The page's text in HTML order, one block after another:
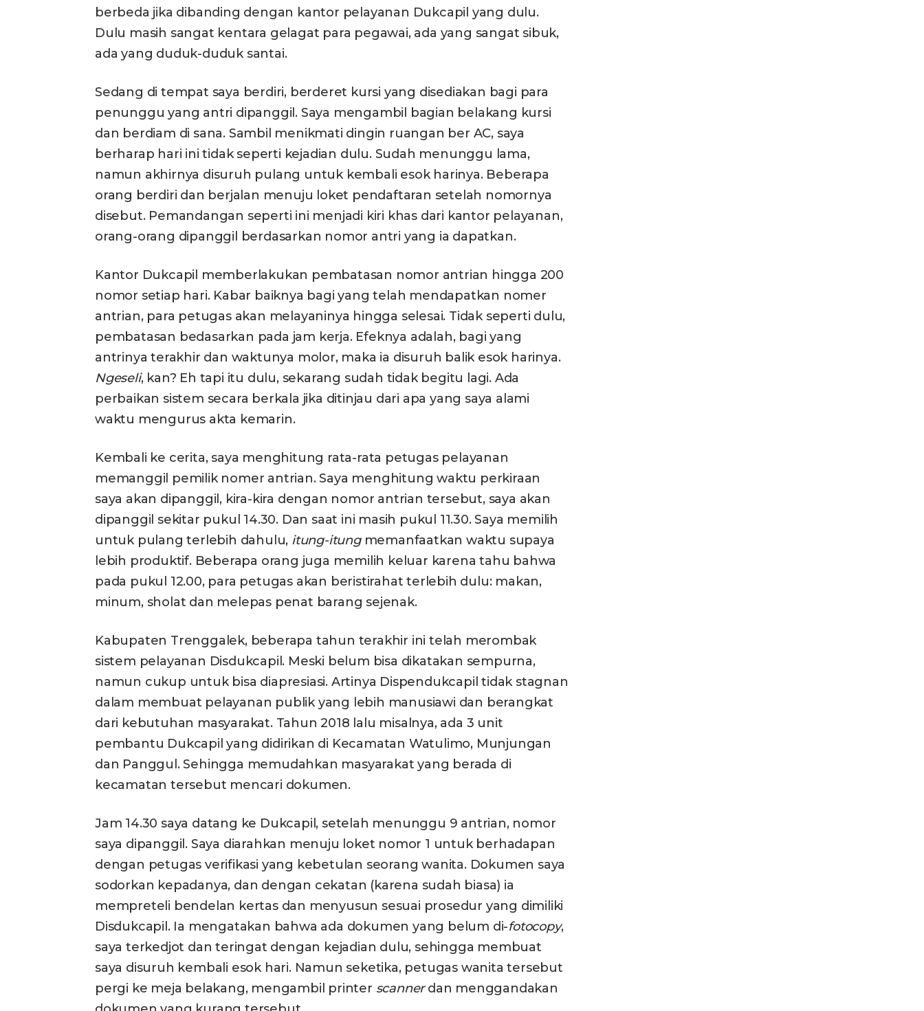
berbeda jika dibanding dengan kantor pelayanan Dukcapil yang dulu.
Dulu masih sangat kentara gelagat para pegawai, ada yang sangat sibuk,
ada yang duduk-duduk santai.
Sedang di tempat saya berdiri, berderet kursi yang disediakan bagi para
penunggu yang antri dipanggil. Saya mengambil bagian belakang kursi
dan berdiam di sana. Sambil menikmati dingin ruangan ber AC, saya
berharap hari ini tidak seperti kejadian dulu. Sudah menunggu lama,
namun akhirnya disuruh pulang untuk kembali esok harinya. Beberapa
orang berdiri dan berjalan menuju loket pendaftaran setelah nomornya
disebut. Pemandangan seperti ini menjadi kiri khas dari kantor pelayanan,
orang-orang dipanggil berdasarkan nomor antri yang ia dapatkan.
Kantor Dukcapil memberlakukan pembatasan nomor antrian hingga 200
nomor setiap hari. Kabar baiknya bagi yang telah mendapatkan nomer
antrian, para petugas akan melayaninya hingga selesai. Tidak seperti dulu,
pembatasan bedasarkan pada jam kerja. Efeknya adalah, bagi yang
antrinya terakhir dan waktunya molor, maka ia disuruh balik esok harinya.
Ngeseli, kan? Eh tapi itu dulu, sekarang sudah tidak begitu lagi. Ada
perbaikan sistem secara berkala jika ditinjau dari apa yang saya alami
waktu mengurus akta kemarin.
Kembali ke cerita, saya menghitung rata-rata petugas pelayanan
memanggil pemilik nomer antrian. Saya menghitung waktu perkiraan
saya akan dipanggil, kira-kira dengan nomor antrian tersebut, saya akan
dipanggil sekitar pukul 14.30. Dan saat ini masih pukul 11.30. Saya memilih
untuk pulang terlebih dahulu, itung-itungmemanfaatkan waktu supaya
lebih produktif. Beberapa orang juga memilih keluar karena tahu bahwa
pada pukul 12.00, para petugas akan beristirahat terlebih dulu: makan,
minum, sholat dan melepas penat barang sejenak.
Kabupaten Trenggalek, beberapa tahun terakhir ini telah merombak
sistem pelayanan Disdukcapil. Meski belum bisa dikatakan sempurna,
namun cukup untuk bisa diapresiasi. Artinya Dispendukcapil tidak stagnan
dalam membuat pelayanan publik yang lebih manusiawi dan berangkat
dari kebutuhan masyarakat. Tahun 2018 lalu misalnya, ada 3 unit
pembantu Dukcapil yang didirikan di Kecamatan Watulimo, Munjungan
dan Panggul. Sehingga memudahkan masyarakat yang berada di
kecamatan tersebut mencari dokumen.
Jam 14.30 saya datang ke Dukcapil, setelah menunggu 9 antrian, nomor
saya dipanggil. Saya diarahkan menuju loket nomor 1 untuk berhadapan
dengan petugas verifikasi yang kebetulan seorang wanita. Dokumen saya
sodorkan kepadanya, dan dengan cekatan (karena sudah biasa) ia
mempreteli bendelan kertas dan menyusun sesuai prosedur yang dimiliki
Disdukcapil. Ia mengatakan bahwa ada dokumen yang belum di-fotocopy,
saya terkedjot dan teringat dengan kejadian dulu, sehingga membuat
saya disuruh kembali esok hari. Namun seketika, petugas wanita tersebut
pergi ke meja belakang, mengambil printer scannerdan menggandakan